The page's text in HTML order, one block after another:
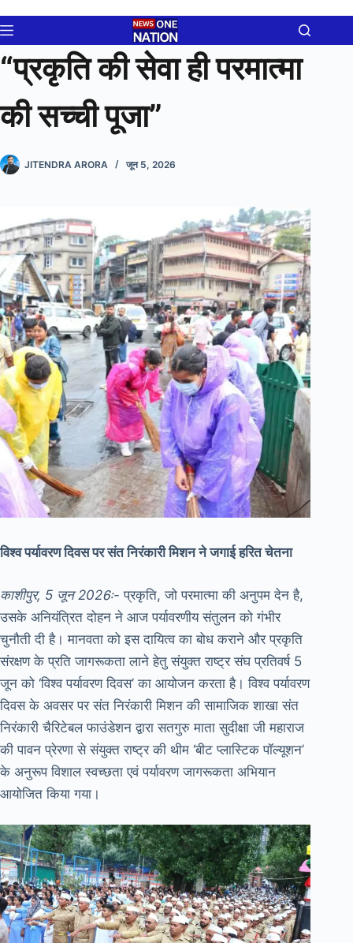
to
content
“प्रकृति की सेवा ही परमात्मा
की सच्ची पूजा”
JITENDRA ARORA जून 5, 2026
विश्व पर्यावरण दिवस पर संत निरंकारी मिशन ने जगाई हरित चेतना
काशीपुर, 5 जून 2026ः- प्रकृति, जो परमात्मा की अनुपम देन है,
उसके अनियंत्रित दोहन ने आज पर्यावरणीय संतुलन को गंभीर
चुनौती दी है। मानवता को इस दायित्व का बोध कराने और प्रकृति
संरक्षण के प्रति जागरूकता लाने हेतु संयुक्त राष्ट्र संघ प्रतिवर्ष 5
जून को ‘विश्व पर्यावरण दिवस’ का आयोजन करता है। विश्व पर्यावरण
दिवस के अवसर पर संत निरंकारी मिशन की सामाजिक शाखा संत
निरंकारी चैरिटेबल फाउंडेशन द्वारा सतगुरु माता सुदीक्षा जी महाराज
की पावन प्रेरणा से संयुक्त राष्ट्र की थीम ‘बीट प्लास्टिक पॉल्यूशन’
के अनुरूप विशाल स्वच्छता एवं पर्यावरण जागरूकता अभियान
आयोजित किया गया।